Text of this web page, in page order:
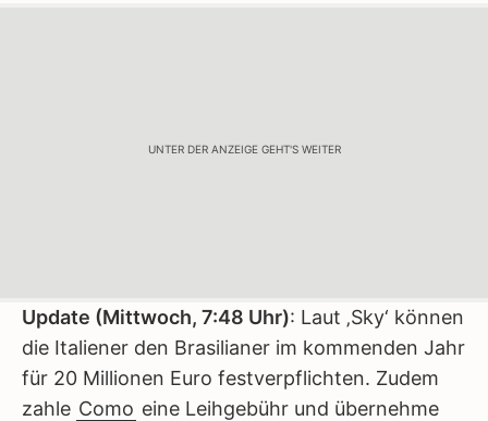
UNTER DER ANZEIGE GEHT'S WEITER
Update (Mittwoch, 7:48 Uhr): Laut ‚Sky‘ können
die Italiener den Brasilianer im kommenden Jahr
für 20 Millionen Euro festverpflichten. Zudem
zahle Como eine Leihgebühr und übernehme